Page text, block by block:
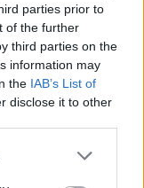
parties prior to
of the further
third parties on the
information may
the IAB’s List of
disclose it to other
or more Google